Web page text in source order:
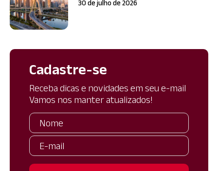
30 de julho de 2026
Cadastre-se
Receba dicas e novidades em seu e-mail
Vamos nos manter atualizados!